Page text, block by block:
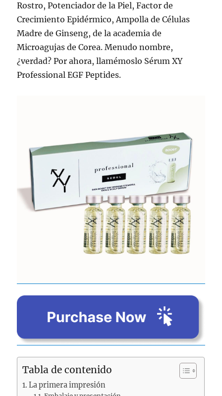
Rostro, Potenciador de la Piel, Factor de
Crecimiento Epidérmico, Ampolla de Células
Madre de Ginseng, de la academia de
Microagujas de Corea. Menudo nombre,
¿verdad? Por ahora, llamémoslo Sérum XY
Professional EGF Peptides.
Tabla de contenido
La primera impresión